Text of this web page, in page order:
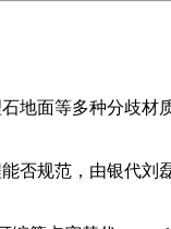
面等多种分歧材
规范，由银代刘